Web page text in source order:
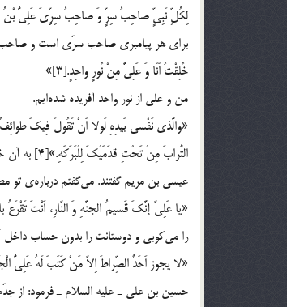
لِكُلِّ نَبِیٍّ صاحِبُ سِرٍّ وَ صاحِبُ سِرِِّیَ عَلِیُّ بْنُ
برای هر پیامبری صاحب سرّی است و
خُلِقْتُ اَنَا وَ عَلِیٌّ مِنْ نُورٍ واحِدٍ.[3]»
من و علی از نور واحد آفریده شده‌ایم.
«والَّذی نَفْسی بَیدِهِ لَولا اَنْ تَقُولَ فِیكَ
التُّرابَ
عیسی بن مریم گفتند. می‌گفتم درباره‌ی تو
را می‌كوبی و دوستانت را بدون حساب
«لا یجوز اَحَدٌ الصِّراطَ اِلاّ مَنْ كَتَبَ لَهُ عَلِیٌّ الْجَوازَ»[6] هیچ كس نمی‌تواند از صراط عبور كند مگر كسی كه علی برای او اجازه‌ی
حسین بن علی ـ علیه السلام ـ فرمود: از